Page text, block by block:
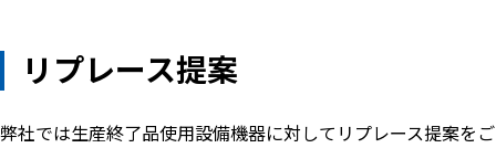
リプレース提案
弊社では生産終了品使用設備機器に対してリプレース提案をご